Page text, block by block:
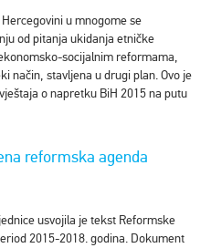
u mnogome se
od pitanja ukidanja etničke
socijalnim reformama,
način, stavljena u drugi plan. Ovo je
o napretku BiH 2015 na putu
reformska agenda
usvojila je tekst Reformske
2015-2018. godina. Dokument